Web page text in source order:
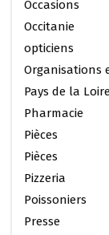
Occasions
Occitanie
opticiens
Organisations
Pays de la
Pharmacie
Pièces
Pièces
Pizzeria
Poissoniers
Presse